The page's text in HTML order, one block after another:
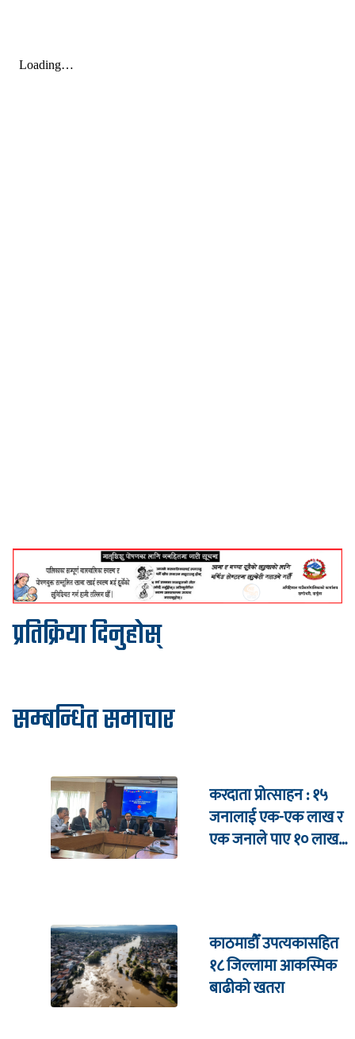
प्रतिक्रिया दिनुहोस्
सम्बन्धित समाचार
करदाता प्रोत्साहन : १५
जनालाई एक-एक लाख र
एक जनाले पाए १० लाख
काठमाडौँ उपत्यकासहित
१८ जिल्लामा आकस्मिक
बाढीको खतरा